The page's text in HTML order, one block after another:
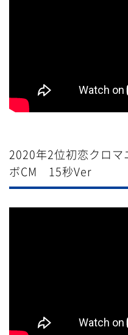
2020年2位初恋クロ
ボCM 15秒Ver